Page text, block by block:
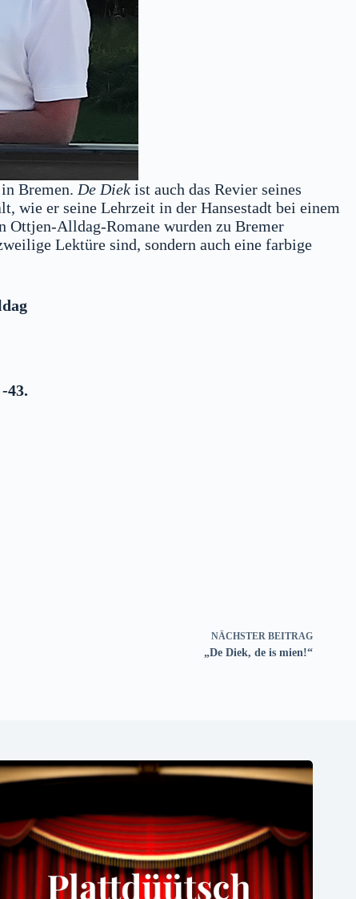
Bremen. De Diek ist auch das Revier seines
wie er seine Lehrzeit in der Hansestadt bei einem
Ottjen-Alldag-Romane wurden zu Bremer
Lektüre sind, sondern auch eine farbige
43.
NÄCHSTER BEITRAG
„De Diek, de is mien!“